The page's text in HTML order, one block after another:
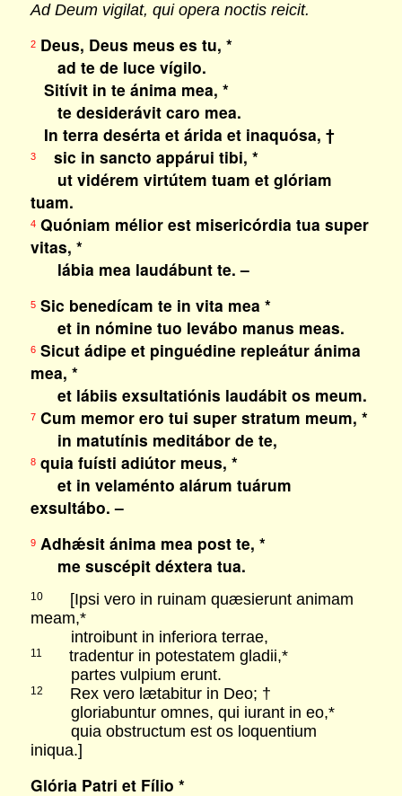
Ad Deum vigilat, qui opera noctis reicit.
2Deus, Deus meus es tu, *
ad te de luce vígilo.
Sitívit in te ánima mea, *
te desiderávit caro mea.
In terra desérta et árida et inaquósa, †
3sic in sancto appárui tibi, *
ut vidérem virtútem tuam et glóriam
tuam.
4Quóniam mélior est misericórdia tua super
vitas, *
lábia mea laudábunt te. –
5Sic benedícam te in vita mea *
et in nómine tuo levábo manus meas.
6Sicut ádipe et pinguédine repleátur ánima
mea, *
et lábiis exsultatiónis laudábit os meum.
7Cum memor ero tui super stratum meum, *
in matutínis meditábor de te,
8quia fuísti adiútor meus, *
et in velaménto alárum tuárum
exsultábo. –
9Adhǽsit ánima mea post te, *
me suscépit déxtera tua.
10[Ipsi vero in ruinam quæsierunt animam
meam,*
introibunt in inferiora terrae,
11
tradentur in potestatem gladii,*
partes vulpium erunt.
12
Rex vero lætabitur in Deo; †
gloriabuntur omnes, qui iurant in eo,*
quia obstructum est os loquentium
iniqua.]
Glória Patri et Fílio *